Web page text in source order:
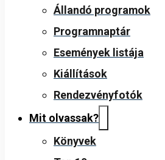
Állandó programok
Programnaptár
Események listája
Kiállítások
Rendezvényfotók
Mit olvassak?
Könyvek